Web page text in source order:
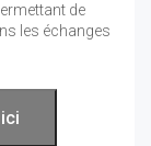
de
les échanges